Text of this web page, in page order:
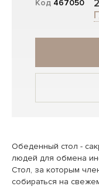
Код 467050
Обеденный стол -
людей для обмена
Стол, за которым
собираться на